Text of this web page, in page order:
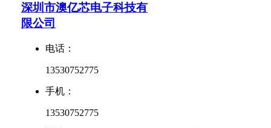
深圳市澳亿芯电子科技有
限公司
电话：
13530752775
手机：
13530752775